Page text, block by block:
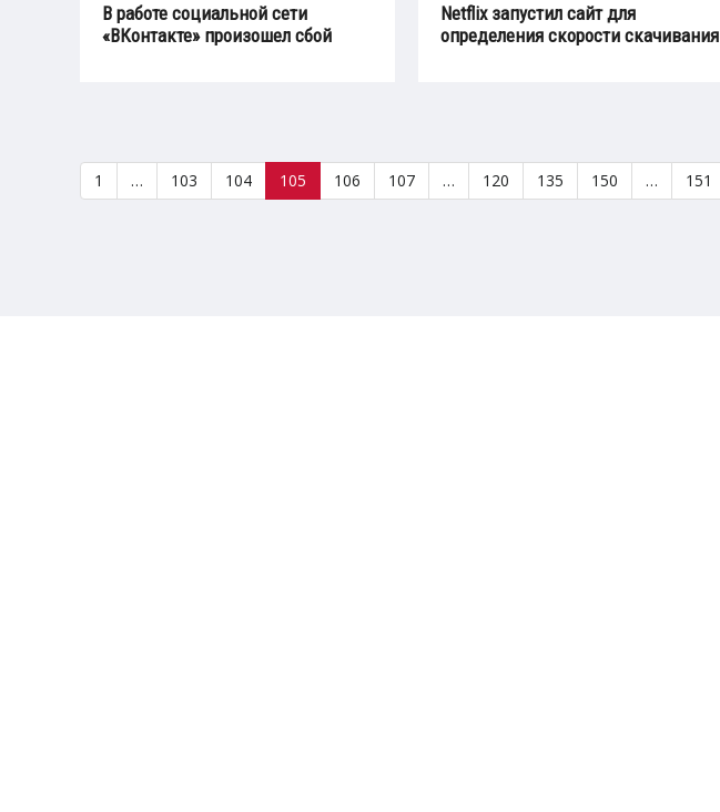
В работе социальной сети
«ВКонтакте» произошел сбой
Netflix запустил сайт для
определения скорости скачивания
1 … 103 104 105 106 107 … 120 135 150 … 151